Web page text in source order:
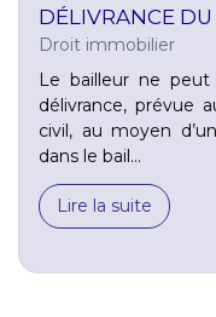
DÉLIVRANCE
Droit immobilier
Le bailleur ne peut
délivrance, prévue
civil, au moyen
dans le bail...
Lire la suite